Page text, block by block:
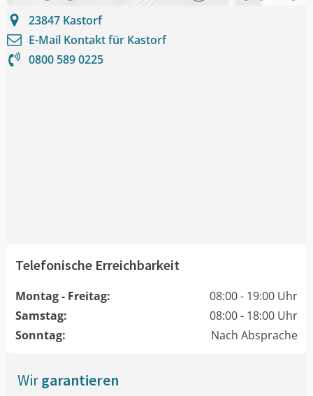
23847 Kastorf
E-Mail Kontakt für Kastorf
0800 589 0225
Telefonische Erreichbarkeit
Montag - Freitag:
08:00 - 19:00 Uhr
Samstag:
08:00 - 18:00 Uhr
Sonntag:
Nach Absprache
Wirgarantieren